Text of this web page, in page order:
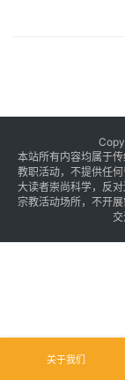
本站所有内容均属于
教职活动，不提供任
大读者崇尚科学，反
宗教活动场所，不开
交
关于我们